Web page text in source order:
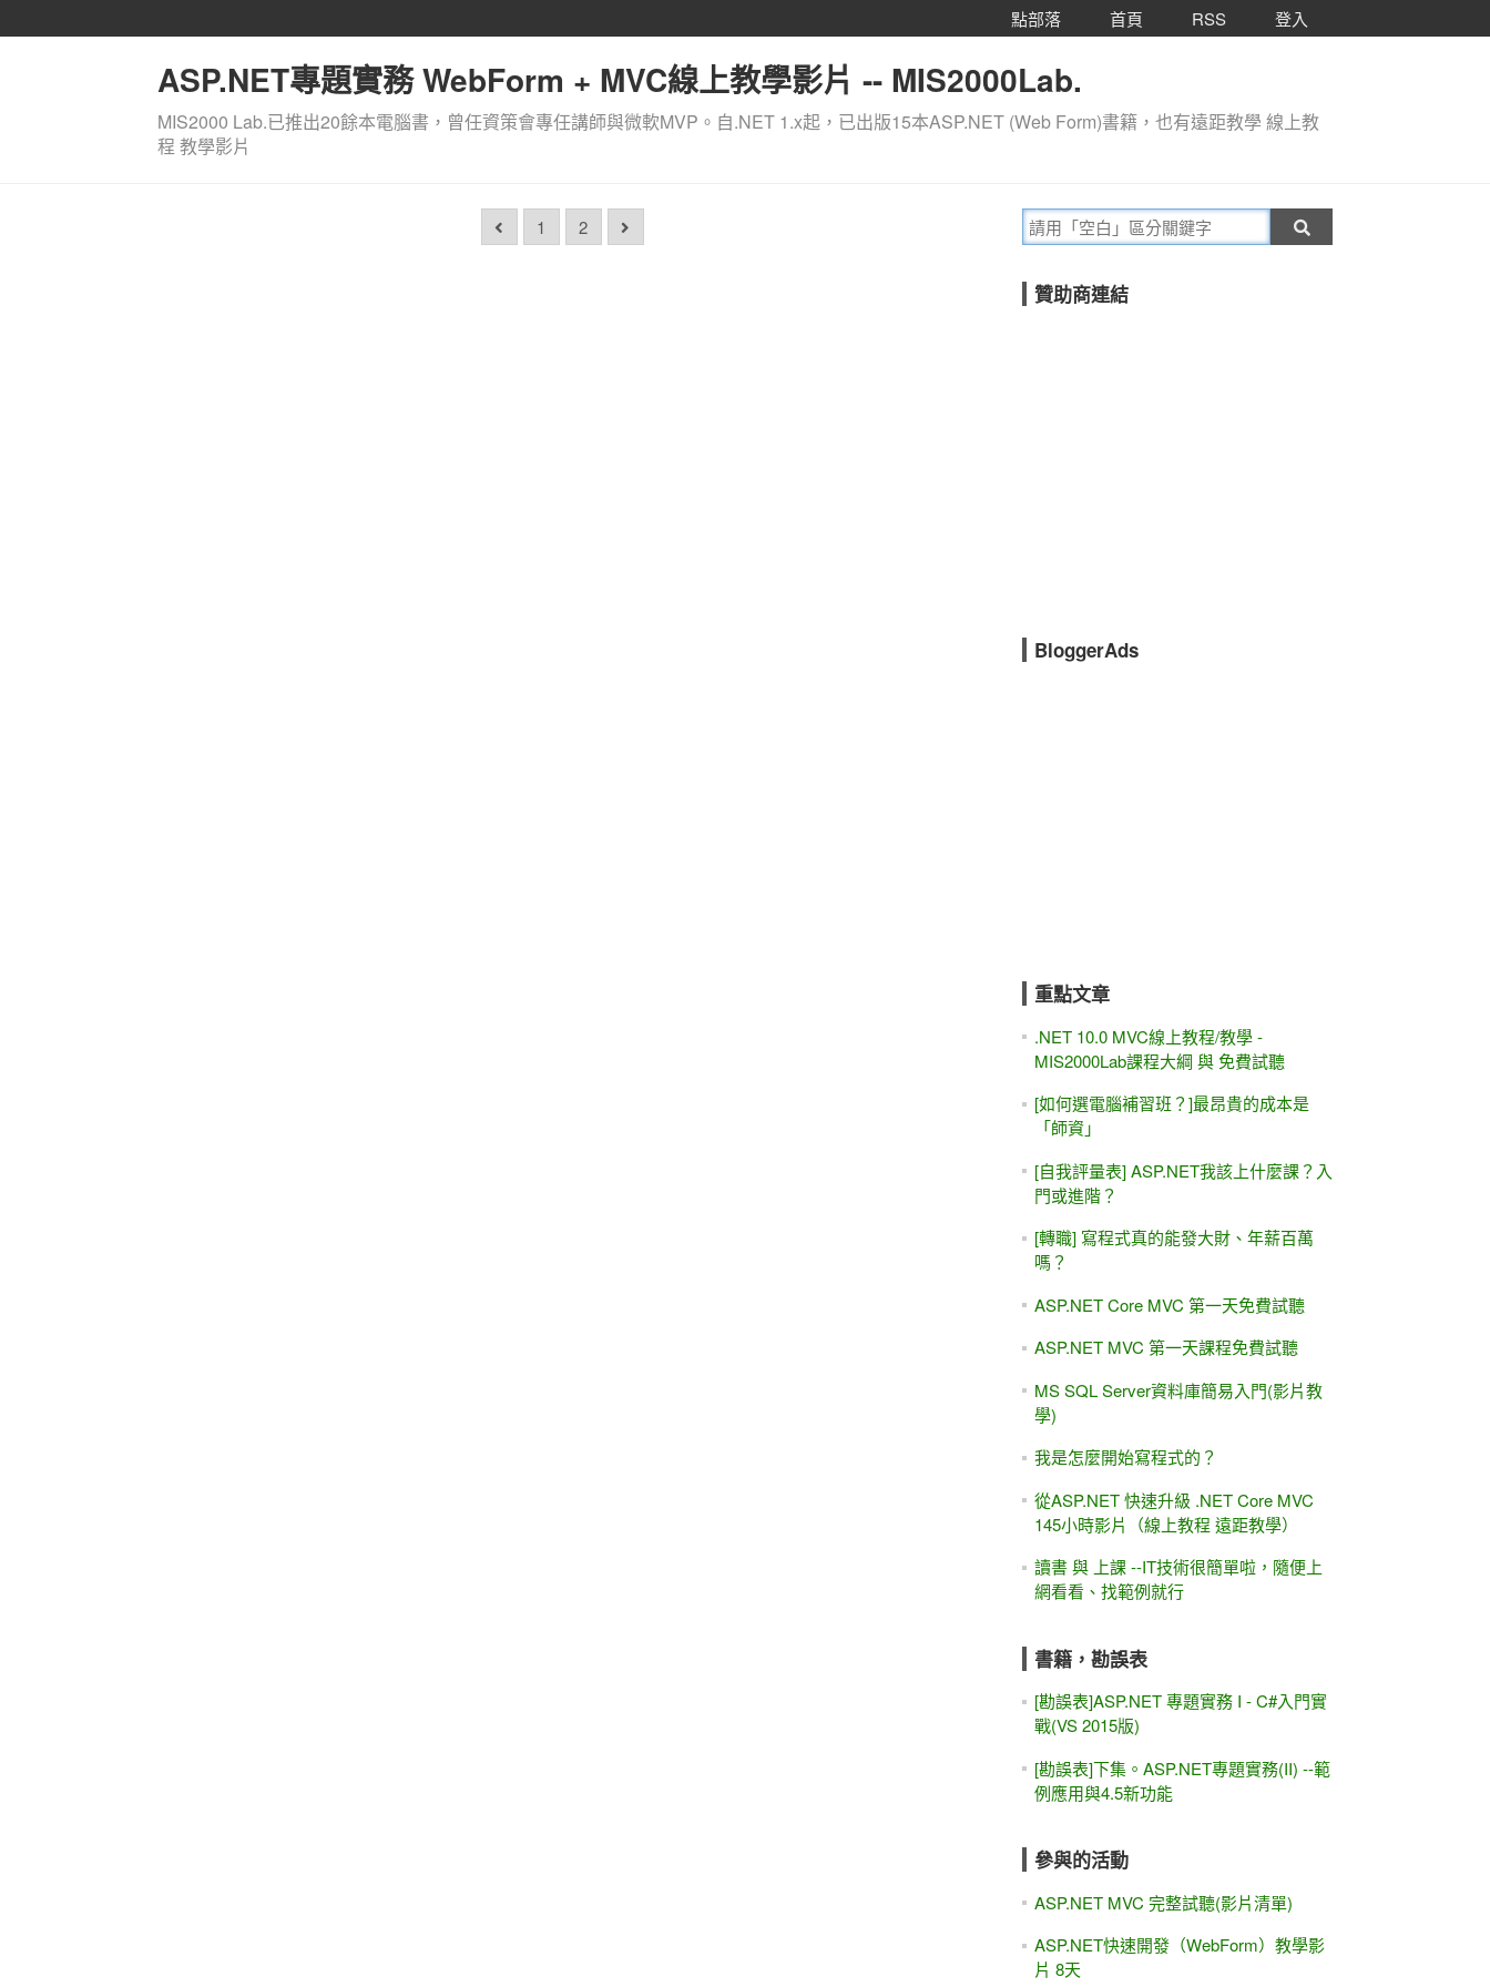
點部落 首頁 RSS 登入
ASP.NET專題實務 WebForm + MVC線上教學影片 -- MIS2000Lab.
MIS2000 Lab.已推出20餘本電腦書，曾任資策會專任講師與微軟MVP。自.NET 1.x起，已出版15本ASP.NET (Web Form)書籍，也有遠距教學 線上教
程 教學影片
1 2
贊助商連結
BloggerAds
重點文章
.NET 10.0 MVC線上教程/教學 -
MIS2000Lab課程大綱 與 免費試聽
[如何選電腦補習班？]最昂貴的成本是
「師資」
[自我評量表] ASP.NET我該上什麼課？入
門或進階？
[轉職] 寫程式真的能發大財、年薪百萬
嗎？
ASP.NET Core MVC 第一天免費試聽
ASP.NET MVC 第一天課程免費試聽
MS SQL Server資料庫簡易入門(影片教
學)
我是怎麼開始寫程式的？
從ASP.NET 快速升級 .NET Core MVC
145小時影片（線上教程 遠距教學）
讀書 與 上課 --IT技術很簡單啦，隨便上
網看看、找範例就行
書籍，勘誤表
[勘誤表]ASP.NET 專題實務 I - C#入門實
戰(VS 2015版)
[勘誤表]下集。ASP.NET專題實務(II) --範
例應用與4.5新功能
參與的活動
ASP.NET MVC 完整試聽(影片清單)
ASP.NET快速開發（WebForm）教學影
片 8天